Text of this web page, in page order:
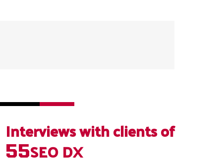
Interviewswith clients of
55SEO DX